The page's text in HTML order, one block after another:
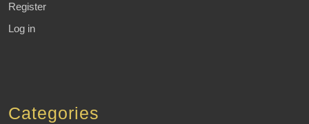
Register
Log in
Categories